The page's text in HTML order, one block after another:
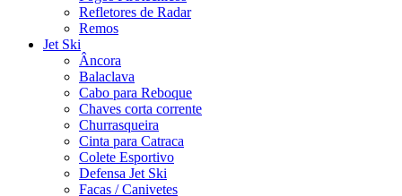
Refletores de Radar
Remos
Jet Ski
Âncora
Balaclava
Cabo para Reboque
Chaves corta corrente
Churrasqueira
Cinta para Catraca
Colete Esportivo
Defensa Jet Ski
Facas / Canivetes